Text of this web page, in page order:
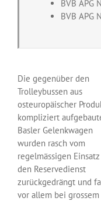
BVB APG
BVB APG
Die gegenüber den
Trolleybussen aus
osteuropäischer
kompliziert
Basler Gelenkwagen
wurden rasch vom
regelmässigen
den Reservedienst
zurückgedrängt und
vor allem bei grossem
Wagen 904 und 905 im
Einsatz. Als Ende 2013 acht
neue Zweiachs-
des Fabrikat LAZ aus
Ukraine in Betrieb kamen
wurden die letzten
Gebrauchtfahrzeuge aus
Schweiz und Tschechien
ausgemustert. Alle
Gelenkwagen dürften